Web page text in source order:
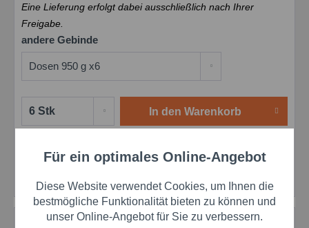
Eine Lieferung erfolgt dabei ausschließlich nach Ihrer
Freigabe.
andere Gebinde
In den Warenkorb
Preis anfragen
Beschreibung
Funktionale Aktiv
Marketing Aktiv
Für ein optimales Online-Angebot
Diese Website verwendet Cookies, um Ihnen die
bestmögliche Funktionalität bieten zu können und
unser Online-Angebot für Sie zu verbessern.